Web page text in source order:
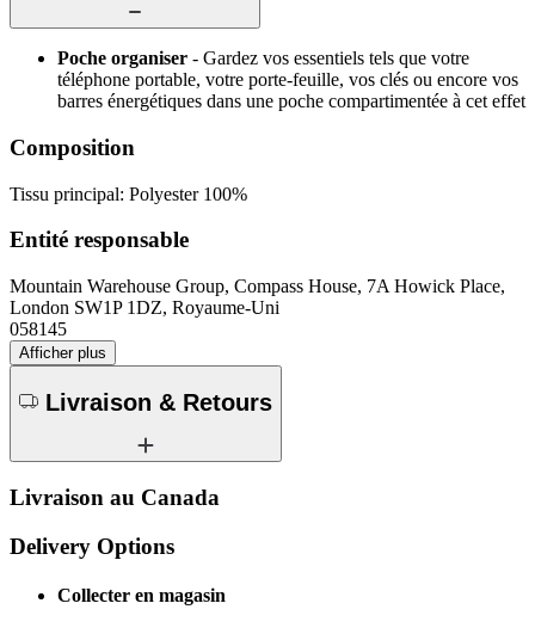
Poche organiser - Gardez vos essentiels tels que votre
téléphone portable, votre porte-feuille, vos clés ou encore vos
barres énergétiques dans une poche compartimentée à cet effet
Composition
Tissu principal: Polyester 100%
Entité responsable
Mountain Warehouse Group, Compass House, 7A Howick Place,
London SW1P 1DZ, Royaume-Uni
058145
Afficher plus
Livraison & Retours
Livraison au Canada
Delivery Options
Collecter en magasin